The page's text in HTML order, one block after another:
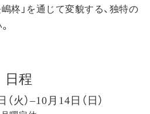
柊」を通じて変貌する、独特の
日程
火）–10月14日（日）